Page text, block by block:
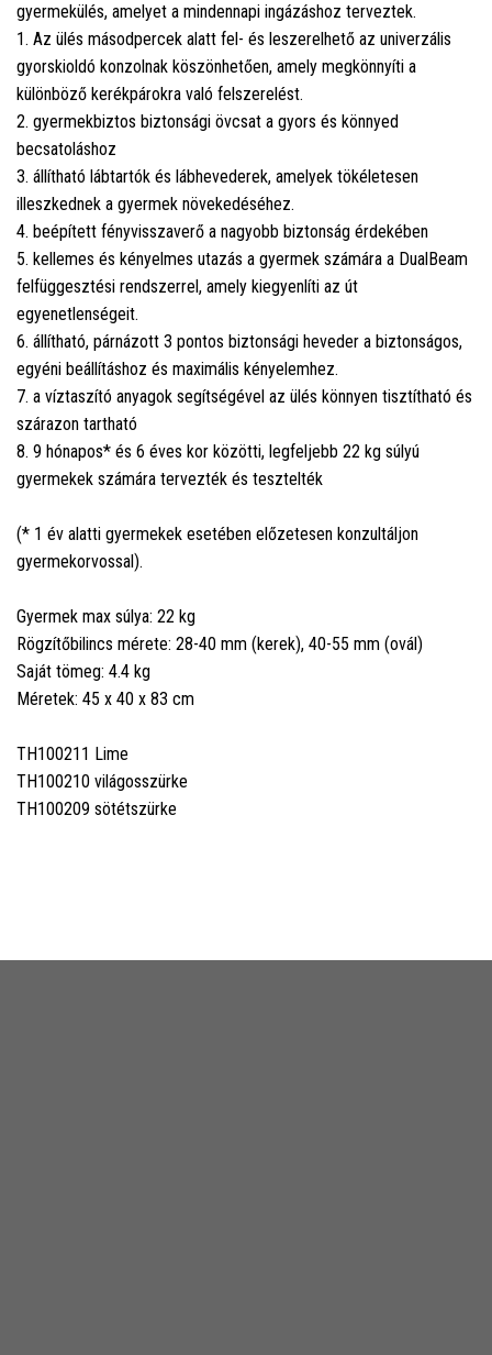
gyermekülés, amelyet a mindennapi ingázáshoz terveztek.
1. Az ülés másodpercek alatt fel- és leszerelhető az univerzális
gyorskioldó konzolnak köszönhetően, amely megkönnyíti a
különböző kerékpárokra való felszerelést.
2. gyermekbiztos biztonsági övcsat a gyors és könnyed
becsatoláshoz
3. állítható lábtartók és lábhevederek, amelyek tökéletesen
illeszkednek a gyermek növekedéséhez.
4. beépített fényvisszaverő a nagyobb biztonság érdekében
5. kellemes és kényelmes utazás a gyermek számára a DualBeam
felfüggesztési rendszerrel, amely kiegyenlíti az út
egyenetlenségeit.
6. állítható, párnázott 3 pontos biztonsági heveder a biztonságos,
egyéni beállításhoz és maximális kényelemhez.
7. a víztaszító anyagok segítségével az ülés könnyen tisztítható és
szárazon tartható
8. 9 hónapos* és 6 éves kor közötti, legfeljebb 22 kg súlyú
gyermekek számára tervezték és tesztelték
(* 1 év alatti gyermekek esetében előzetesen konzultáljon
gyermekorvossal).
Gyermek max súlya: 22 kg
Rögzítőbilincs mérete: 28-40 mm (kerek), 40-55 mm (ovál)
Saját tömeg: 4.4 kg
Méretek: 45 x 40 x 83 cm
TH100211 Lime
TH100210 világosszürke
TH100209 sötétszürke